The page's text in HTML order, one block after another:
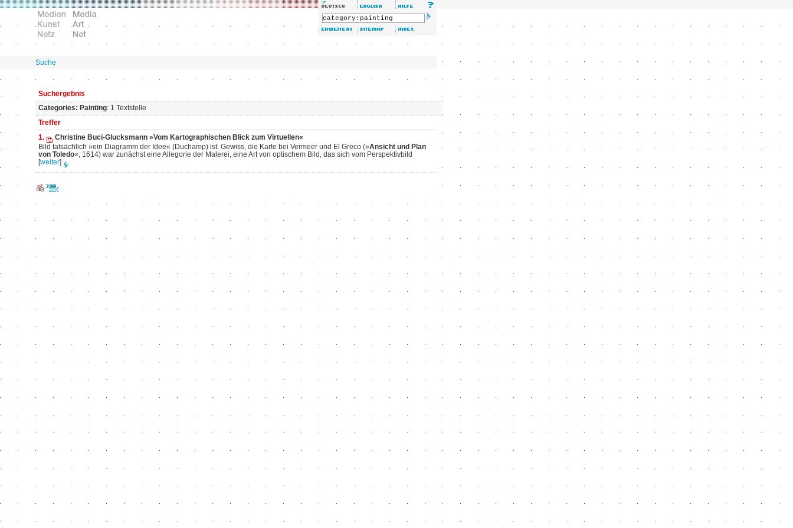
Suche
Suchergebnis
Categories: Painting: 1 Textstelle
Treffer
1.
Christine Buci-Glucksmann »Vom Kartographischen Blick zum Virtuellen«
Bild tatsächlich »ein Diagramm der Idee« (Duchamp) ist. Gewiss, die Karte bei Vermeer und El Greco (»Ansicht und Plan
von Toledo«, 1614) war zunächst eine Allegorie der Malerei, eine Art von optischem Bild, das sich vom Perspektivbild
[weiter]